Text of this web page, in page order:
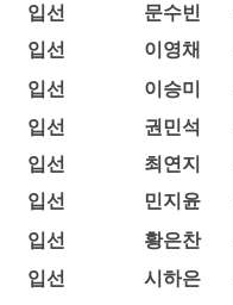
입선
문수빈
입선
이영채
입선
이승미
입선
권민석
입선
최연지
입선
민지윤
입선
황은찬
입선
시하은